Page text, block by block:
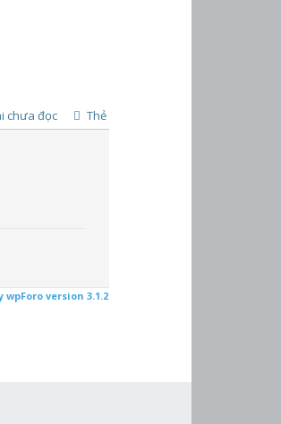
chưa đọc Thẻ
wpForo version 3.1.2